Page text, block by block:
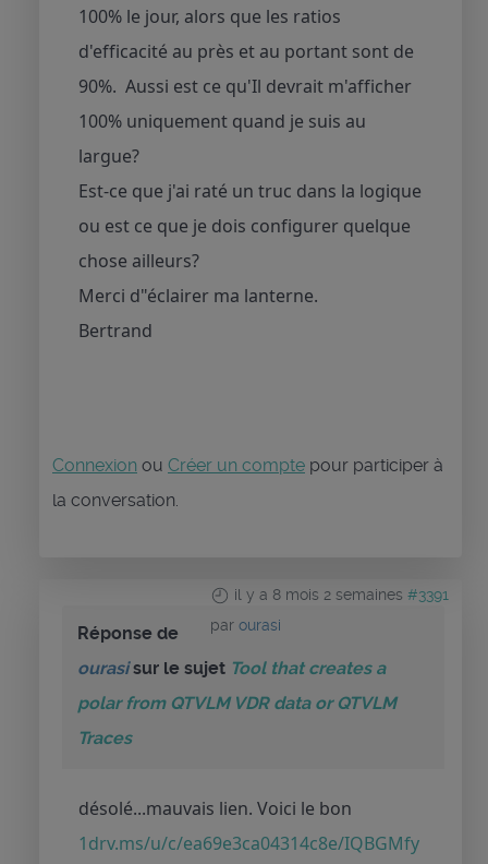
100% le jour, alors que les ratios
d'efficacité au près et au portant sont de
90%. Aussi est ce qu'Il devrait m'afficher
100% uniquement quand je suis au
largue?
Est-ce que j'ai raté un truc dans la logique
ou est ce que je dois configurer quelque
chose ailleurs?
Merci d"éclairer ma lanterne.
Bertrand
Connexion ou Créer un compte pour participer à
la conversation.
il y a 8 mois 2 semaines #3391
par ourasi
Réponse de
ourasisur le sujet Tool that creates a
polar from QTVLM VDR data or QTVLM
Traces
désolé...mauvais lien. Voici le bon
1drv.ms/u/c/ea69e3ca04314c8e/IQBGMfy